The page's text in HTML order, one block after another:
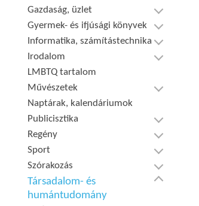
Gazdaság, üzlet
Gyermek- és ifjúsági könyvek
Informatika, számítástechnika
Irodalom
LMBTQ tartalom
Művészetek
Naptárak, kalendáriumok
Publicisztika
Regény
Sport
Szórakozás
Társadalom- és
humántudomány